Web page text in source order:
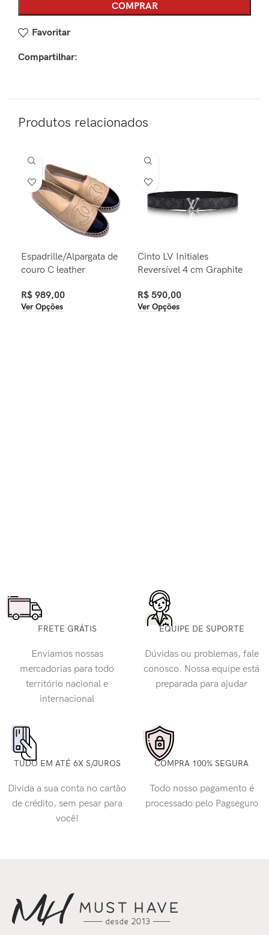
COMPRAR
Favoritar
Compartilhar:
Produtos relacionados
Espadrille/Alpargata de
couro C leather
R$ 989,00
Ver Opções
Cinto LV Initiales
Reversível 4 cm Graphite
R$ 590,00
Ver Opções
FRETE GRÁTIS
Enviamos nossas
mercadorias para todo
território nacional e
internacional
EQUIPE DE SUPORTE
Dúvidas ou problemas, fale
conosco. Nossa equipe está
preparada para ajudar
TUDO EM ATÉ 6X S/JUROS
Divida a sua conta no cartão
de crédito, sem pesar para
você!
COMPRA 100% SEGURA
Todo nosso pagamento é
processado pelo Pagseguro